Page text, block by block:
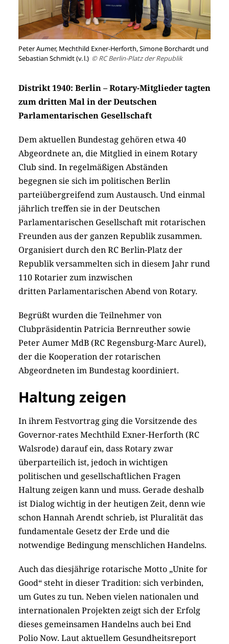
Peter Aumer, Mechthild Exner-Herforth, Simone Borchardt und
Sebastian Schmidt (v. l.) © RC Berlin-Platz der Republik
Distrikt 1940: Berlin – Rotary-Mitglieder tagten
zum dritten Mal in der Deutschen
Parlamentarischen Gesellschaft
Dem aktuellen Bundestag gehören etwa 40
Abgeordnete an, die Mitglied in einem Rotary
Club sind. In regelmäßigen Abständen
begegnen sie sich im politischen Berlin
parteiübergreifend zum Austausch. Und einmal
jährlich treffen sie in der Deutschen
Parlamentarischen Gesellschaft mit rotarischen
Freunden aus der ganzen Republik zusammen.
Organisiert durch den RC Berlin-Platz der
Republik versammelten sich in diesem Jahr rund
110 Ro­tarier zum inzwischen
dritten Parlamentarischen Abend von Rotary.
Begrüßt wurden die Teilnehmer von
Clubpräsidentin Patricia Bernreuther sowie
Peter Aumer MdB (RC Re­gens­burg-­Marc Aurel),
der die Kooperation der rotarischen
Abgeordneten im Bundestag koordiniert.
Haltung zeigen
In ihrem Festvortrag ging die Vorsitzende des
Governor-rates Mechthild Exner-Herforth (RC
Walsrode) darauf ein, dass ­Rotary zwar
überparteilich ist, jedoch in wichtigen
politischen und gesellschaftlichen Fragen
Haltung zeigen kann und muss. Gerade deshalb
ist Dialog wichtig in der heutigen Zeit, denn wie
schon Hannah Arendt schrieb, ist Pluralität das
fundamentale Gesetz der Erde und die
notwendige Bedingung menschlichen Handelns.
Auch das diesjährige rotarische Motto „Unite for
Good“ steht in dieser Tradition: sich verbinden,
um Gutes zu tun. Neben vielen nationalen und
internationalen Projekten zeigt sich der Erfolg
dieses gemeinsamen Handelns auch bei End
Polio Now. Laut aktuellem Gesundheitsreport